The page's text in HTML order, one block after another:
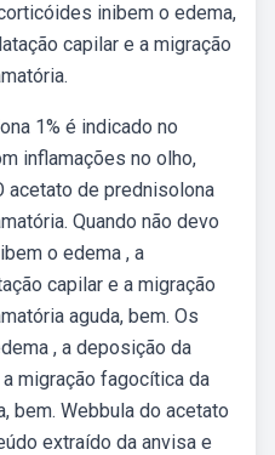
inibem o edema,
capilar e a migração
1% é indicado no
inflamações no olho,
de prednisolona
Quando não devo
o edema , a
capilar e a migração
aguda, bem. Os
, a deposição da
migração fagocítica da
bem. Webbula do acetato
extraído da anvisa e